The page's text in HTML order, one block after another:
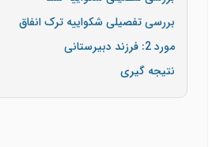
بررسی تفصیلی شکواییه ترک انفاق
مورد 2: فرزند دبیرستانی
نتیجه گیری